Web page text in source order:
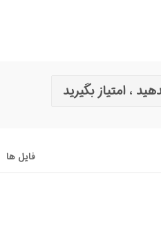
، امتیاز بگیرید
فایل ها